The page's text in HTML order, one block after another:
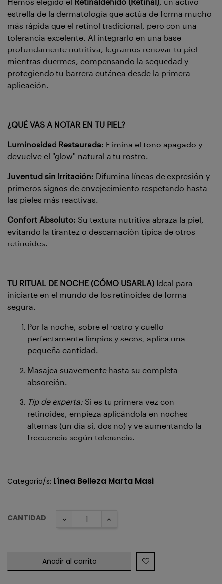
estrella de la dermatología que actúa de forma mucho
más rápida que el retinol tradicional, pero con una
tolerancia excelente. Al integrarlo en una base
profundamente nutritiva, logramos renovar tu piel
mientras duermes, compensando la sequedad y
protegiendo tu barrera cutánea desde la primera
aplicación.
¿QUÉ VAS A NOTAR EN TU PIEL?
Luminosidad Restaurada: Elimina el tono apagado y
devuelve el "glow" natural a tu rostro.
Juventud sin Irritación: Difumina líneas de expresión y
primeros signos de envejecimiento respetando hasta
las pieles más reactivas.
Confort Absoluto: Su textura nutritiva abraza la piel,
evitando la tirantez o descamación típica de otros
retinoides.
TU RITUAL DE NOCHE (CÓMO USARLA) Ideal para
iniciarte en el mundo de los retinoides de forma
segura.
Por la noche, sobre el rostro y cuello
perfectamente limpios y secos, aplica una
pequeña cantidad.
Masajea suavemente hasta su completa
absorción.
Tip de experta: Si es tu primera vez con
retinoides, empieza aplicándola en noches
alternas (un día sí, dos no) y ve aumentando la
frecuencia según tolerancia.
Categoría/s: Línea Belleza Marta Masi
CANTIDAD
Añadir al carrito